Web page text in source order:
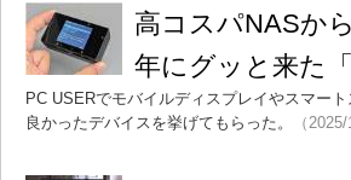
高コスパNASか
年にグッと来た
PC USERでモバイルディスプレイやスマー
良かったデバイスを挙げてもらった。
（2025/